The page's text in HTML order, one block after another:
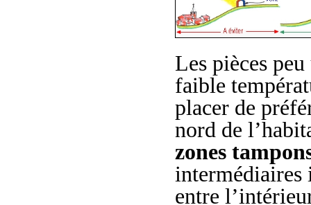
Les pièces
faible
placer de
nord de
zones
intermédiaires
entre